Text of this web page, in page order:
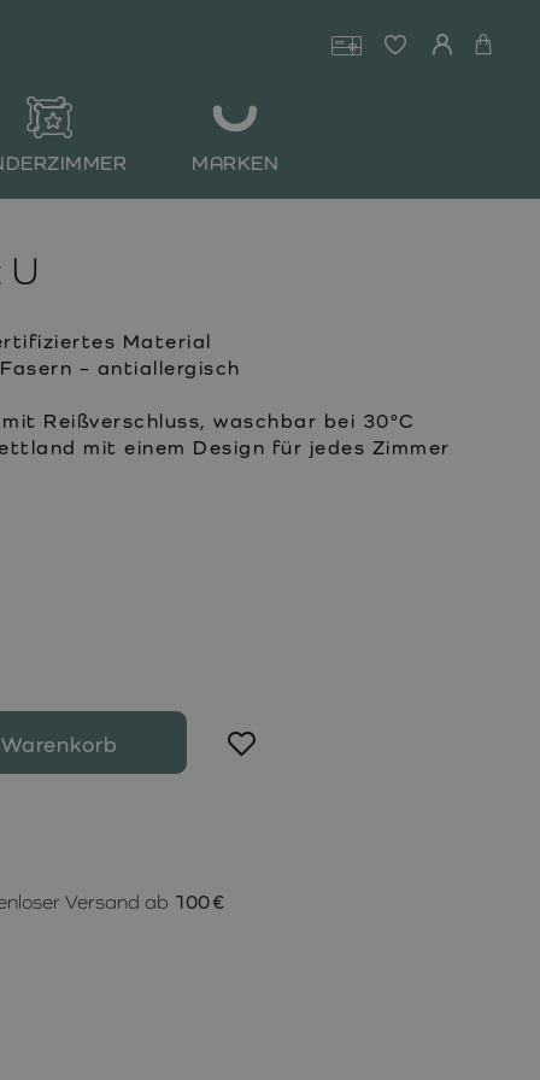
MARKEN
Material
– antiallergisch
Reißverschluss, waschbar bei 30°C
mit einem Design für jedes Zimmer
Versand ab 100 €